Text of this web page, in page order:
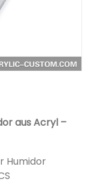
aus Acryl –
Humidor